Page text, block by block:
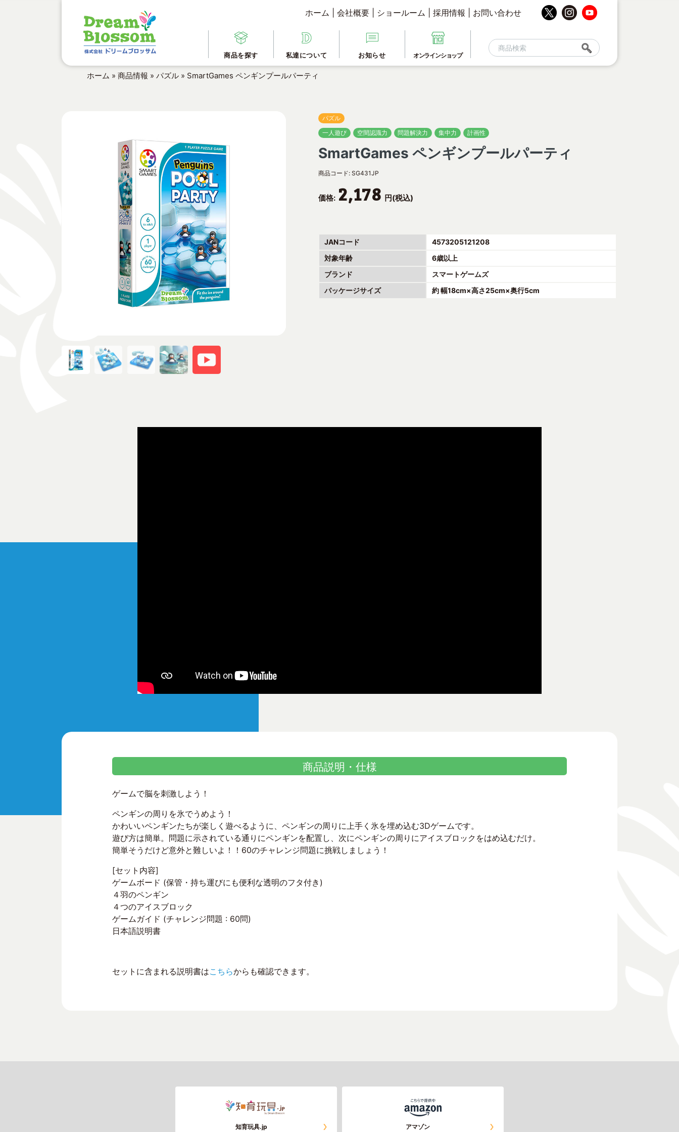
ホーム 会社概要 ショールーム 採用情報 お問い合わせ
商品を探す 私達について お知らせ オンラインショップ
ホーム » 商品情報 » パズル » SmartGames ペンギンプールパーティ
パズル
一人遊び
空間認識力 問題解決力 集中力 計画性
SmartGames ペンギンプールパーティ
商品コード:SG431JP
価格: 2,178 円(税込)
JANコード
4573205121208
対象年齢
6歳以上
ブランド
スマートゲームズ
パッケージサイズ
約 幅18cm×高さ25cm×奥行5cm
商品説明・仕様
ゲームで脳を刺激しよう！
ペンギンの周りを氷でうめよう！
かわいいペンギンたちが楽しく遊べるように、ペンギンの周りに上手く氷を埋め込む3Dゲームです。
遊び方は簡単。問題に示されている通りにペンギンを配置し、次にペンギンの周りにアイスブロックをはめ込むだけ。
簡単そうだけど意外と難しいよ！！60のチャレンジ問題に挑戦しましょう！
[セット内容]
ゲームボード (保管・持ち運びにも便利な透明のフタ付き)
４羽のペンギン
４つのアイスブロック
ゲームガイド (チャレンジ問題 : 60問)
日本語説明書
セットに含まれる説明書はこちらからも確認できます。
知育玩具.jp アマゾン